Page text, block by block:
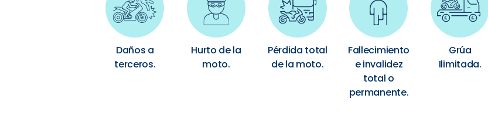
Daños a
terceros.
Hurto de la
moto.
Pérdida total
de la moto.
Fallecimiento
e invalidez
total o
permanente.
Grúa
Ilimitada.